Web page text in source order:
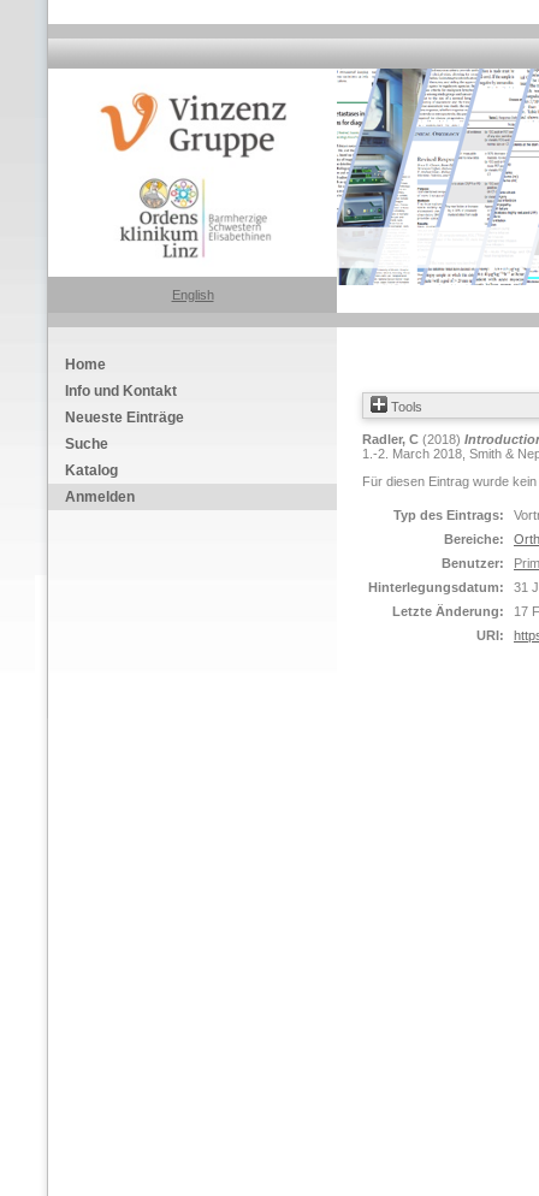
English
Home
Info und Kontakt
Neueste Einträge
Suche
Katalog
Anmelden
Tools
Radler, C (2018)
1.-2. March 2018, Smith &
Für diesen Eintrag wurde
Typ des Eintrags:
Bereiche:
Benutzer:
Hinterlegungsdatum:
31
Letzte Änderung:
17
URI: